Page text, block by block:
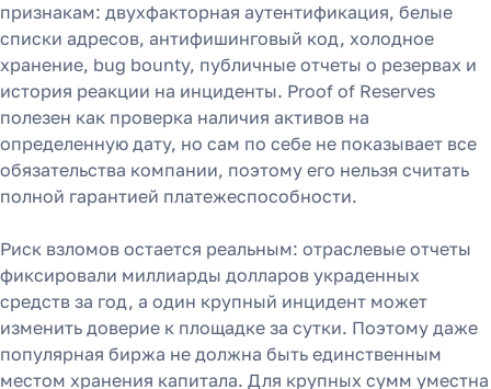
признакам: двухфакторная аутентификация, белые
списки адресов, антифишинговый код, холодное
хранение, bug bounty, публичные отчеты о резервах и
история реакции на инциденты. Proof of Reserves
полезен как проверка наличия активов на
определенную дату, но сам по себе не показывает все
обязательства компании, поэтому его нельзя считать
полной гарантией платежеспособности.
Риск взломов остается реальным: отраслевые отчеты
фиксировали миллиарды долларов украденных
средств за год, а один крупный инцидент может
изменить доверие к площадке за сутки. Поэтому даже
популярная биржа не должна быть единственным
местом хранения капитала. Для крупных сумм уместна